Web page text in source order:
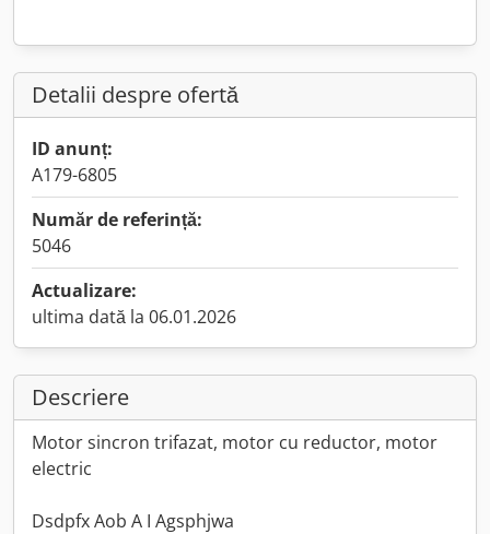
Detalii despre ofertă
ID anunț:
A179-6805
Număr de referință:
5046
Actualizare:
ultima dată la 06.01.2026
Descriere
Motor sincron trifazat, motor cu reductor, motor
electric
Dsdpfx Aob A I Agsphjwa